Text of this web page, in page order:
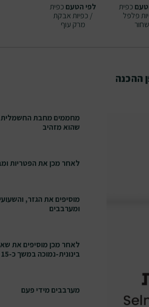
כפית
פלפל
שחור
לפי הטעםכפית
/ כפיותאבקת
מרק עוף
ההכנה
מחממים מחבת החשמלית
שהוא מזהיב
לאחר מכן את הפטריות ומבשלים כ-3 דקות על
מוסיפים את הגזר,
ומערבבים
לאחר מכן מוסיפים את
בינונית-נמוכה במשך כ-15 דקות, עד שהירקות מתרככים.
מערבבים מידי פעם